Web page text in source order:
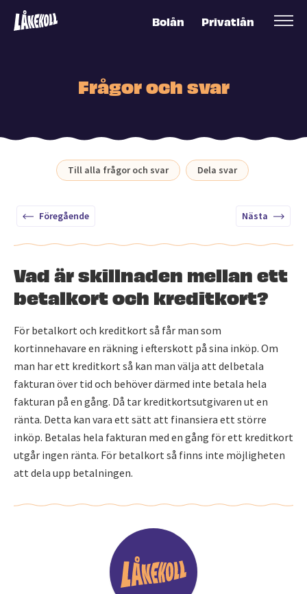
Bolån Privatlån
Frågor och svar
Till alla frågor och svar Dela svar
Föregående Nästa
Vad är skillnaden mellan ett
betalkort och kreditkort?
För betalkort och kreditkort så får man som
kortinnehavare en räkning i efterskott på sina inköp. Om
man har ett kreditkort så kan man välja att delbetala
fakturan över tid och behöver därmed inte betala hela
fakturan på en gång. Då tar kreditkortsutgivaren ut en
ränta. Detta kan vara ett sätt att finansiera ett större
inköp. Betalas hela fakturan med en gång för ett kreditkort
utgår ingen ränta. För betalkort så finns inte möjligheten
att dela upp betalningen.